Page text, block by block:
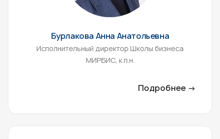
Бурлакова Анна Анатольевна
Исполнительный директор Школы бизнеса
МИРБИС, к.п.н.
Подробнее →